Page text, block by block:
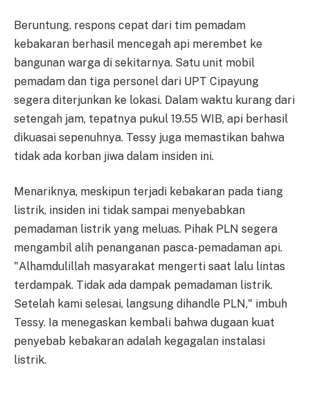
Beruntung, respons cepat dari tim pemadam
kebakaran berhasil mencegah api merembet ke
bangunan warga di sekitarnya. Satu unit mobil
pemadam dan tiga personel dari UPT Cipayung
segera diterjunkan ke lokasi. Dalam waktu kurang dari
setengah jam, tepatnya pukul 19.55 WIB, api berhasil
dikuasai sepenuhnya. Tessy juga memastikan bahwa
tidak ada korban jiwa dalam insiden ini.
Menariknya, meskipun terjadi kebakaran pada tiang
listrik, insiden ini tidak sampai menyebabkan
pemadaman listrik yang meluas. Pihak PLN segera
mengambil alih penanganan pasca-pemadaman api.
"Alhamdulillah masyarakat mengerti saat lalu lintas
terdampak. Tidak ada dampak pemadaman listrik.
Setelah kami selesai, langsung dihandle PLN," imbuh
Tessy. Ia menegaskan kembali bahwa dugaan kuat
penyebab kebakaran adalah kegagalan instalasi
listrik.